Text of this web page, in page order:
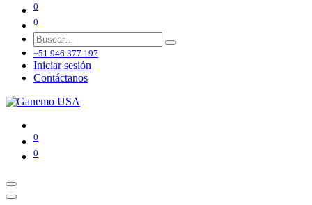
0
0
+51 946 377 197
Iniciar sesión
Contáctanos
0
0